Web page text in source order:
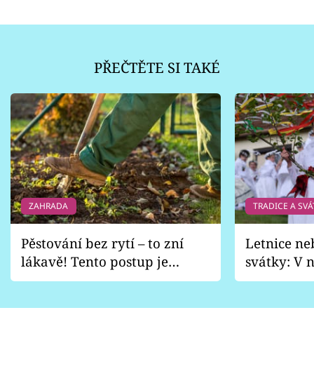
PŘEČTĚTE SI TAKÉ
ZAHRADA
Pěstování bez rytí – to zní
lákavě! Tento postup je
vhodný jen pro některé
TRADICE A
Letnice
svátky: V
pondělí